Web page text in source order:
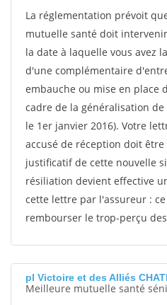
La réglementation prévoit
mutuelle santé doit
la date à laquelle vous avez
d'une complémentaire
embauche ou mise en place
cadre de la généralisation
le 1er janvier 2016). Votre
accusé de réception doit
justificatif de cette nouvelle
résiliation devient effective
cette lettre par l'assureur :
rembourser le trop-perçu
pl Victoire et des Alliés
Meilleure mutuelle santé